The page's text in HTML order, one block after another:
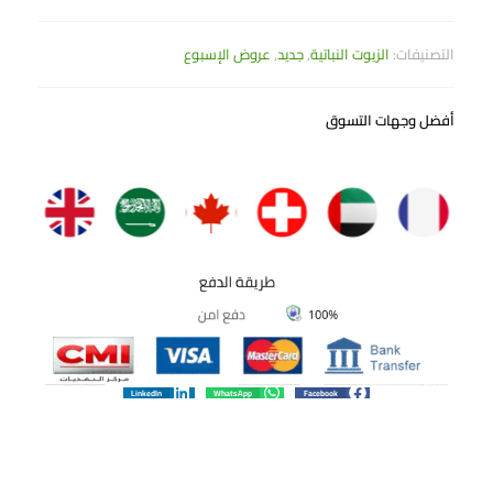
التصنيفات: الزيوت النباتية,جديد,عروض الإسبوع
أفضل وجهات التسوق
Facebook
WhatsApp
LinkedIn